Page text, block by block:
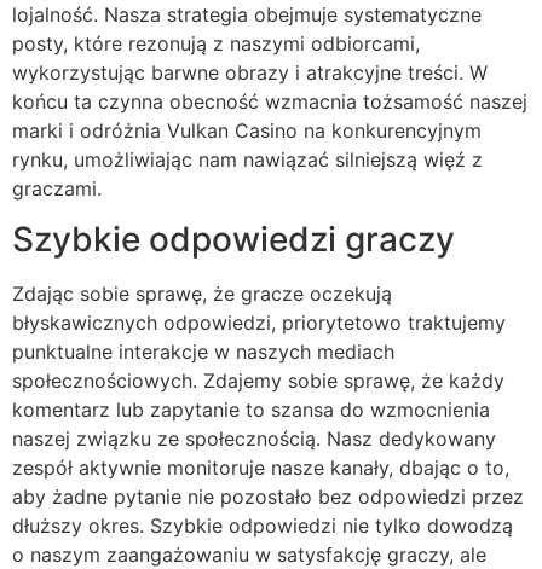
lojalność. Nasza strategia obejmuje systematyczne
posty, które rezonują z naszymi odbiorcami,
wykorzystując barwne obrazy i atrakcyjne treści. W
końcu ta czynna obecność wzmacnia tożsamość naszej
marki i odróżnia Vulkan Casino na konkurencyjnym
rynku, umożliwiając nam nawiązać silniejszą więź z
graczami.
Szybkie odpowiedzi graczy
Zdając sobie sprawę, że gracze oczekują
błyskawicznych odpowiedzi, priorytetowo traktujemy
punktualne interakcje w naszych mediach
społecznościowych. Zdajemy sobie sprawę, że każdy
komentarz lub zapytanie to szansa do wzmocnienia
naszej związku ze społecznością. Nasz dedykowany
zespół aktywnie monitoruje nasze kanały, dbając o to,
aby żadne pytanie nie pozostało bez odpowiedzi przez
dłuższy okres. Szybkie odpowiedzi nie tylko dowodzą
o naszym zaangażowaniu w satysfakcję graczy, ale